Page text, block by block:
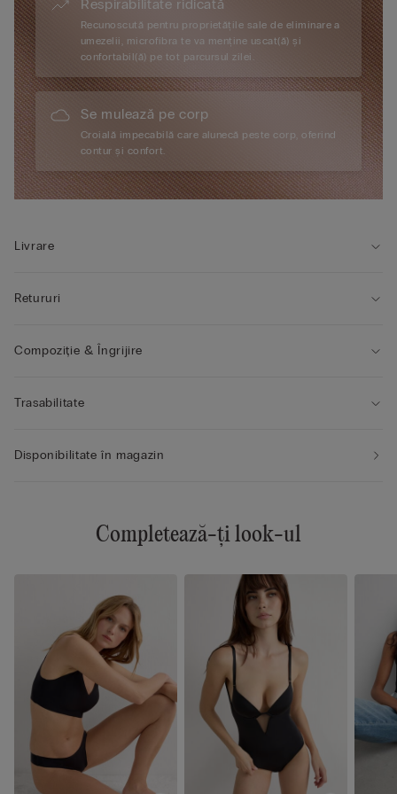
Respirabilitate ridicată
Recunoscută pentru proprietățile sale de eliminare a
umezelii, microfibra te va menține uscat(ă) și
confortabil(ă) pe tot parcursul zilei.
Se mulează pe corp
Croială impecabilă care alunecă peste corp, oferind
contur și confort.
Livrare
Retururi
Compoziție & Îngrijire
Trasabilitate
Disponibilitate în magazin
Completează-ți look-ul